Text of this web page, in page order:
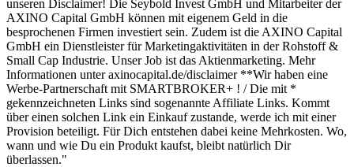
unseren Disclaimer! Die Seybold Invest GmbH und Mitarbeiter der
AXINO Capital GmbH können mit eigenem Geld in die
besprochenen Firmen investiert sein. Zudem ist die AXINO Capital
GmbH ein Dienstleister für Marketingaktivitäten in der Rohstoff &
Small Cap Industrie. Unser Job ist das Aktienmarketing. Mehr
Informationen unter axinocapital.de/disclaimer **Wir haben eine
Werbe-Partnerschaft mit SMARTBROKER+ ! / Die mit *
gekennzeichneten Links sind sogenannte Affiliate Links. Kommt
über einen solchen Link ein Einkauf zustande, werde ich mit einer
Provision beteiligt. Für Dich entstehen dabei keine Mehrkosten. Wo,
wann und wie Du ein Produkt kaufst, bleibt natürlich Dir
überlassen."